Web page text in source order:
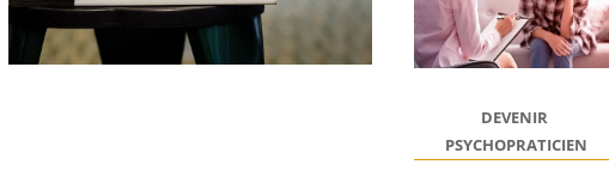
DEVENIR
PSYCHOPRATICIEN